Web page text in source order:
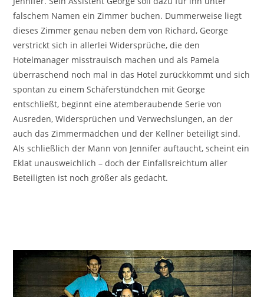
falschem Namen ein Zimmer buchen. Dummerweise liegt
dieses Zimmer genau neben dem von Richard, George
verstrickt sich in allerlei Widersprüche, die den
Hotelmanager misstrauisch machen und als Pamela
überraschend noch mal in das Hotel zurückkommt und sich
spontan zu einem Schäferstündchen mit George
entschließt, beginnt eine atemberaubende Serie von
Ausreden, Widersprüchen und Verwechslungen, an der
auch das Zimmermädchen und der Kellner beteiligt sind.
Als schließlich der Mann von Jennifer auftaucht, scheint ein
Eklat unausweichlich – doch der Einfallsreichtum aller
Beteiligten ist noch größer als gedacht.